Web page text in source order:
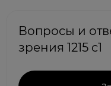
Вопросы и
зрения 1215 c1